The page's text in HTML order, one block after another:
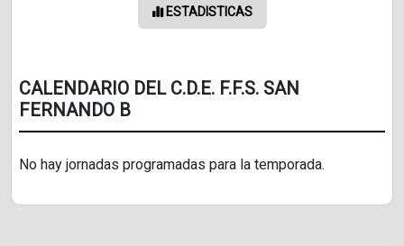
ESTADISTICAS
CALENDARIO DEL C.D.E. F.F.S. SAN
FERNANDO B
No hay jornadas programadas para la temporada.